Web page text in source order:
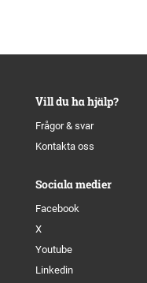
Vill du ha hjälp?
Frågor & svar
Kontakta oss
Sociala medier
Facebook
X
Youtube
Linkedin